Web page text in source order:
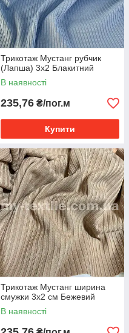
Трикотаж Мустанг рубчик
(Лапша) 3х2 Блакитний
В наявності
235,76 ₴/пог.м
Купити
Трикотаж Мустанг ширина
смужки 3x2 см Бежевий
В наявності